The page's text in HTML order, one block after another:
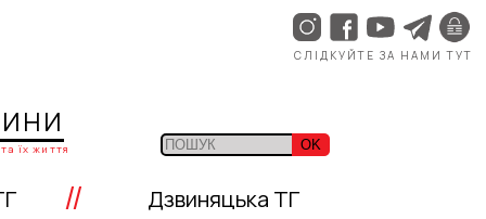
СЛІДКУЙТЕ ЗА НАМИ ТУТ
їх життя OK
// Дзвиняцька ТГ